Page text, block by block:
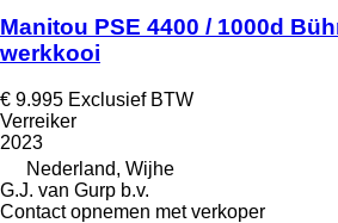
Manitou PSE 4400 / 1000d
werkkooi
€ 9.995 Exclusief BTW
Verreiker
2023
Nederland, Wijhe
G.J. van Gurp b.v.
Contact opnemen met verkoper